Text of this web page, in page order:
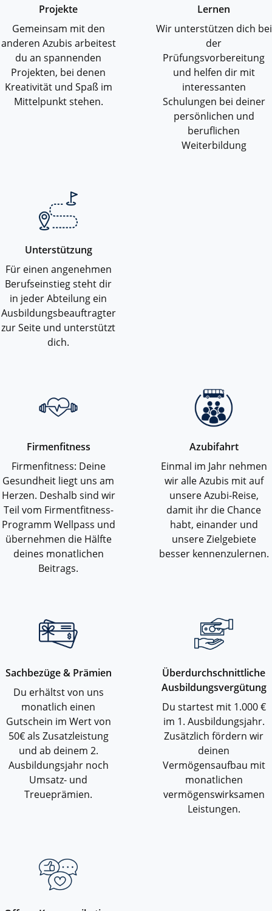
Projekte
Gemeinsam mit den
anderen Azubis arbeitest
du an spannenden
Projekten, bei denen
Kreativität und Spaß im
Mittelpunkt stehen.
Lernen
Wir unterstützen dich bei
der
Prüfungsvorbereitung
und helfen dir mit
interessanten
Schulungen bei deiner
persönlichen und
beruflichen
Weiterbildung
Unterstützung
Für einen angenehmen
Berufseinstieg steht dir
in jeder Abteilung ein
Ausbildungsbeauftragter
zur Seite und unterstützt
dich.
Firmenfitness
Firmenfitness: Deine
Gesundheit liegt uns am
Herzen. Deshalb sind wir
Teil vom Firmentfitness-
Programm Wellpass und
übernehmen die Hälfte
deines monatlichen
Beitrags.
Azubifahrt
Einmal im Jahr nehmen
wir alle Azubis mit auf
unsere Azubi-Reise,
damit ihr die Chance
habt, einander und
unsere Zielgebiete
besser kennenzulernen.
Sachbezüge & Prämien
Du erhältst von uns
monatlich einen
Gutschein im Wert von
50€ als Zusatzleistung
und ab deinem 2.
Ausbildungsjahr noch
Umsatz- und
Treueprämien.
Überdurchschnittliche
Ausbildungsvergütung
Du startest mit 1.000 €
im 1. Ausbildungsjahr.
Zusätzlich fördern wir
deinen
Vermögensaufbau mit
monatlichen
vermögenswirksamen
Leistungen.